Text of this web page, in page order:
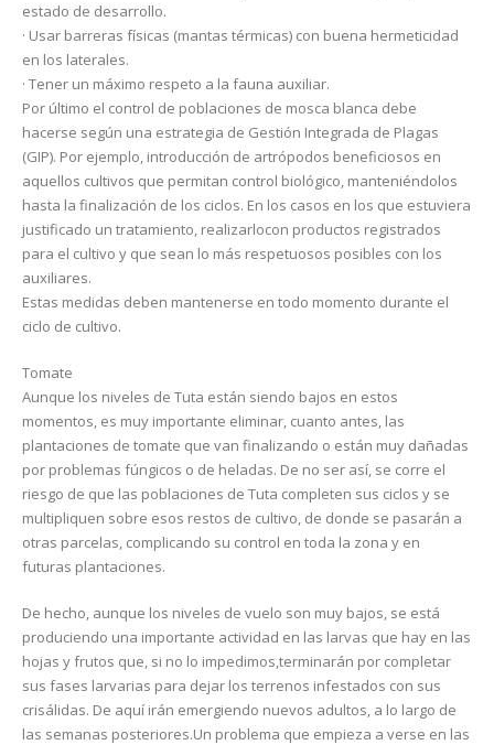
estado de desarrollo.
· Usar barreras físicas (mantas térmicas) con buena hermeticidad
en los laterales.
· Tener un máximo respeto a la fauna auxiliar.
Por último el control de poblaciones de mosca blanca debe
hacerse según una estrategia de Gestión Integrada de Plagas
(GIP). Por ejemplo, introducción de artrópodos beneficiosos en
aquellos cultivos que permitan control biológico, manteniéndolos
hasta la finalización de los ciclos. En los casos en los que estuviera
justificado un tratamiento, realizarlocon productos registrados
para el cultivo y que sean lo más respetuosos posibles con los
auxiliares.
Estas medidas deben mantenerse en todo momento durante el
ciclo de cultivo.
Tomate
Aunque los niveles de Tuta están siendo bajos en estos
momentos, es muy importante eliminar, cuanto antes, las
plantaciones de tomate que van finalizando o están muy dañadas
por problemas fúngicos o de heladas. De no ser así, se corre el
riesgo de que las poblaciones de Tuta completen sus ciclos y se
multipliquen sobre esos restos de cultivo, de donde se pasarán a
otras parcelas, complicando su control en toda la zona y en
futuras plantaciones.
De hecho, aunque los niveles de vuelo son muy bajos, se está
produciendo una importante actividad en las larvas que hay en las
hojas y frutos que, si no lo impedimos,terminarán por completar
sus fases larvarias para dejar los terrenos infestados con sus
crisálidas. De aquí irán emergiendo nuevos adultos, a lo largo de
las semanas posteriores.Un problema que empieza a verse en las